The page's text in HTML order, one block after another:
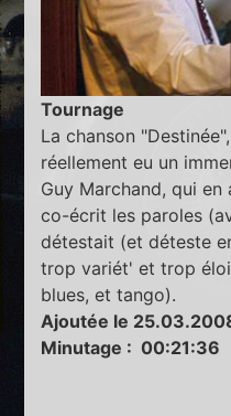
Tournage
La chanson
réellement eu un
Guy Marchand, qui
co-écrit les paroles
détestait (et déteste
trop variét' et trop
blues, et tango).
Ajoutée le
Minutage : 00:21:36